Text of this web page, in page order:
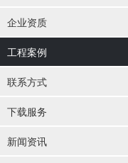
企业资质
工程案例
联系方式
下载服务
新闻资讯